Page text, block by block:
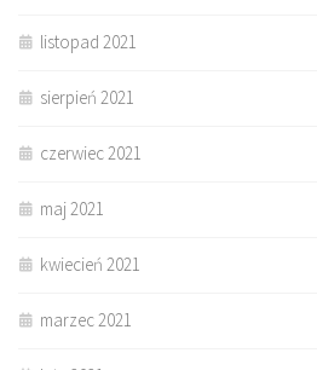
listopad 2021
sierpień 2021
czerwiec 2021
maj 2021
kwiecień 2021
marzec 2021